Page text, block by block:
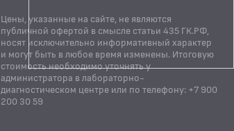
Цены, указанные на сайте, не являются
публичной офертой в смысле статьи 435 ГК.РФ,
носят исключительно информативный характер
и могут быть в любое время изменены. Итоговую
стоимость необходимо уточнять у
администратора в лабораторно-
диагностическом центре или по телефону: +7 900
200 30 59